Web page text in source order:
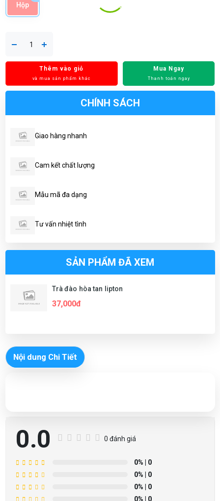
Hộp
Thêm vào giỏ
và mua sản phẩm khác
Mua Ngay
Thanh toán ngay
CHÍNH SÁCH
Giao hàng nhanh
Cam kết chất lượng
Mẫu mã đa dạng
Tư vấn nhiệt tình
SẢN PHẨM ĐÃ XEM
Trà đào hòa tan lipton
37,000đ
Nội dung Chi Tiết
0.0 0 đánh giá
0% | 0
0% | 0
0% | 0
0% | 0